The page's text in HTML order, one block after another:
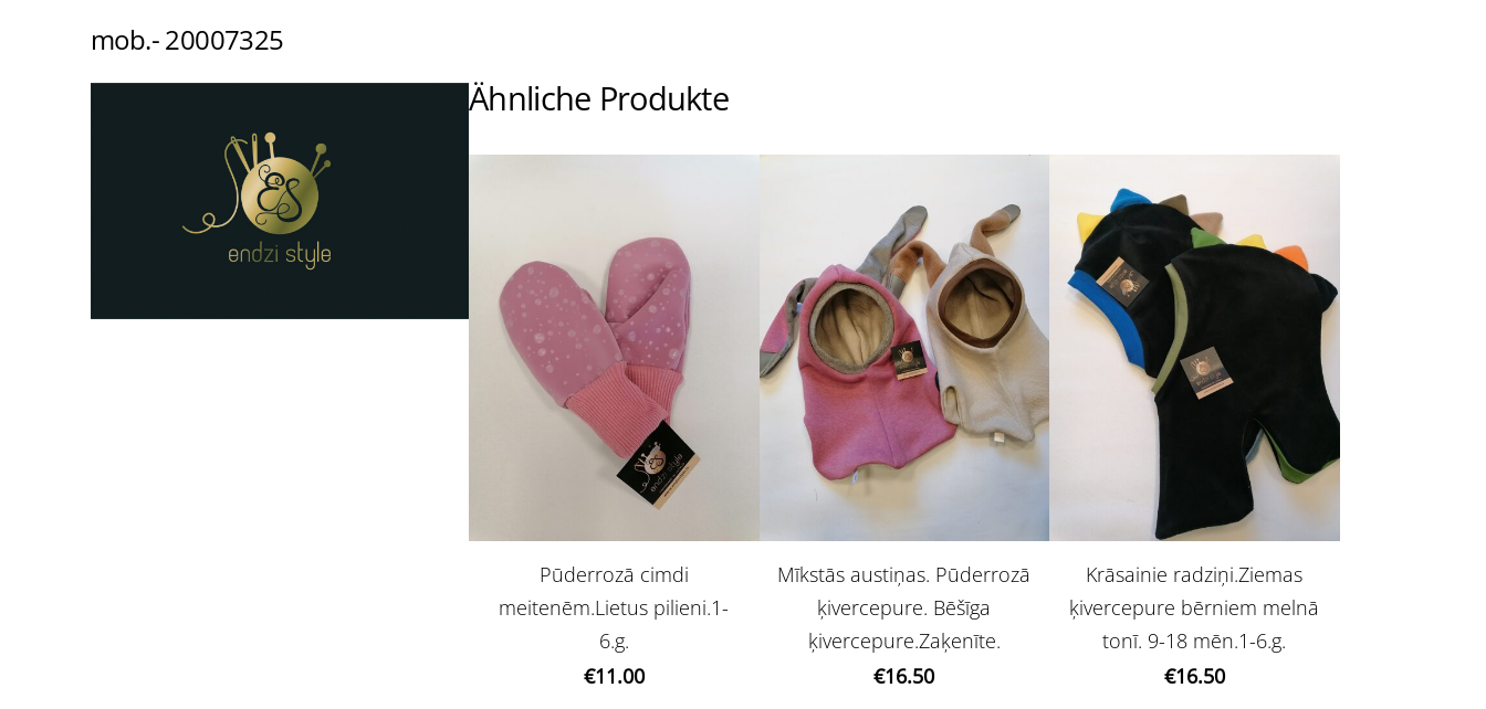
mob.- 20007325
Ähnliche Produkte
Pūderrozā cimdi
meitenēm.Lietus pilieni.1-
6.g.
€11.00
Mīkstās austiņas. Pūderrozā
ķivercepure. Bēšīga
ķivercepure.Zaķenīte.
€16.50
Krāsainie radziņi.Ziemas
ķivercepure bērniem melnā
tonī. 9-18 mēn.1-6.g.
€16.50